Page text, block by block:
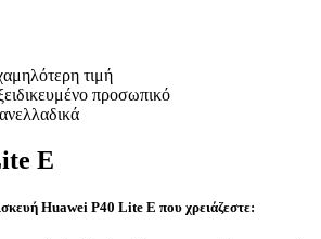
τιμή
προσωπικό
E
Huawei P40 Lite E που χρειάζεστε: